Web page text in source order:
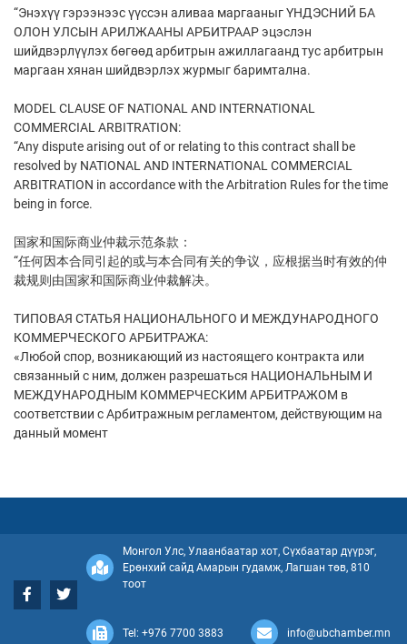
“Энэхүү гэрээнээс үүссэн аливаа маргааныг ҮНДЭСНИЙ БА
ОЛОН УЛСЫН АРИЛЖААНЫ АРБИТРААР эцэслэн
шийдвэрлүүлэх бөгөөд арбитрын ажиллагаанд тус арбитрын
маргаан хянан шийдвэрлэх журмыг баримтална.
MODEL CLAUSE OF NATIONAL AND INTERNATIONAL
COMMERCIAL ARBITRATION:
“Any dispute arising out of or relating to this contract shall be
resolved by NATIONAL AND INTERNATIONAL COMMERCIAL
ARBITRATION in accordance with the Arbitration Rules for the time
being in force.
国家和国际商业仲裁示范条款：
“任何因本合同引起的或与本合同有关的争议，应根据当时有效的仲
裁规则由国家和国际商业仲裁解决。
ТИПОВАЯ СТАТЬЯ НАЦИОНАЛЬНОГО И МЕЖДУНАРОДНОГО
КОММЕРЧЕСКОГО АРБИТРАЖА:
«Любой спор, возникающий из настоящего контракта или
связанный с ним, должен разрешаться НАЦИОНАЛЬНЫМ И
МЕЖДУНАРОДНЫМ КОММЕРЧЕСКИМ АРБИТРАЖОМ в
соответствии с Арбитражным регламентом, действующим на
данный момент
Монгол Улс, Улаанбаатар хот, Сүхбаатар дүүрэг,
Ерөнхий сайд Амарын гудамж, Лагшан төв, 810
тоот
Tel: +976 7700 3883 info@ubchamber.mn